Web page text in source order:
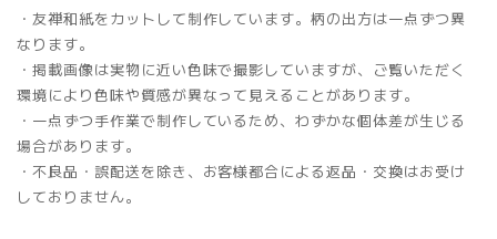
・友禅和紙をカットして制作しています。柄の出方は一点ずつ異
なります。
・掲載画像は実物に近い色味で撮影していますが、ご覧いただく
環境により色味や質感が異なって見えることがあります。
・一点ずつ手作業で制作しているため、わずかな個体差が生じる
場合があります。
・不良品・誤配送を除き、お客様都合による返品・交換はお受け
しておりません。